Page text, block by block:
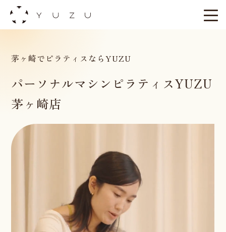
content
茅ヶ崎でピラティスならYUZU
パーソナルマシンピラティスYUZU
茅ヶ崎店